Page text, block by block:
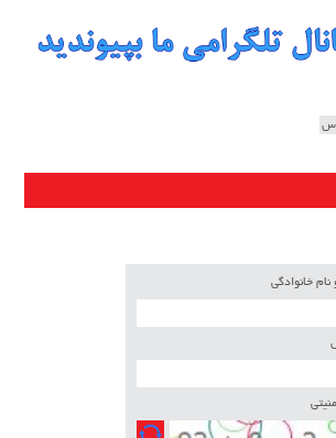
نام خانوادگی